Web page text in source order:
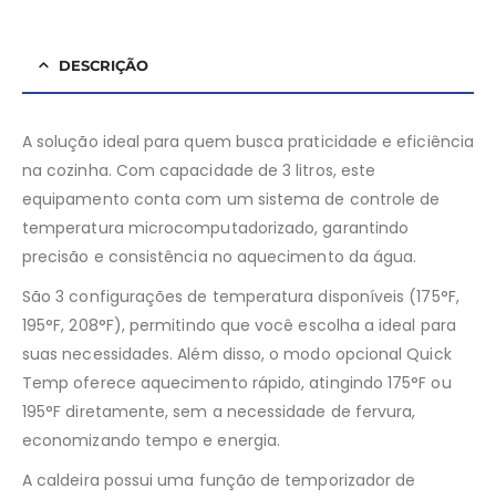
DESCRIÇÃO
A solução ideal para quem busca praticidade e eficiência
na cozinha. Com capacidade de 3 litros, este
equipamento conta com um sistema de controle de
temperatura microcomputadorizado, garantindo
precisão e consistência no aquecimento da água.
São 3 configurações de temperatura disponíveis (175°F,
195°F, 208°F), permitindo que você escolha a ideal para
suas necessidades. Além disso, o modo opcional Quick
Temp oferece aquecimento rápido, atingindo 175°F ou
195°F diretamente, sem a necessidade de fervura,
economizando tempo e energia.
A caldeira possui uma função de temporizador de